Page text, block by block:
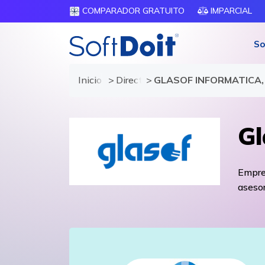
COMPARADOR GRATUITO IMPARCIAL
Inicio Directorio de proveedores
GLASOF